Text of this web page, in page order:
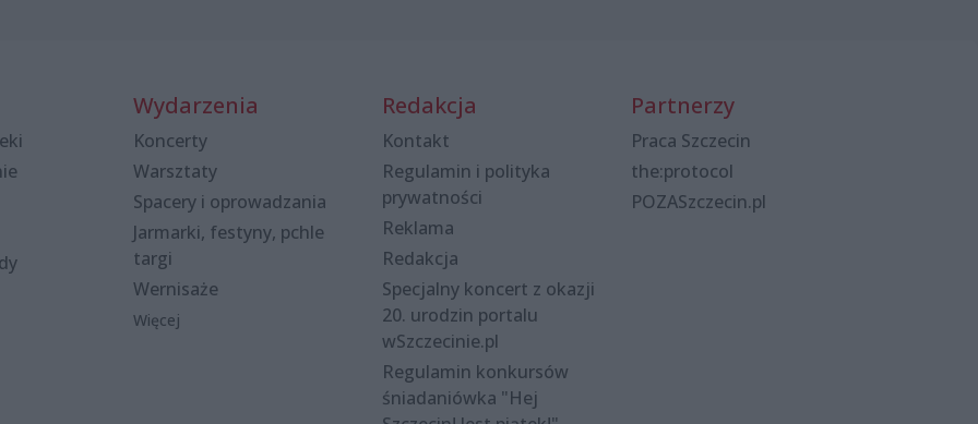
Wydarzenia
Koncerty
Warsztaty
Spacery i oprowadzania
Jarmarki, festyny, pchle
targi
Wernisaże
Więcej
Redakcja
Kontakt
Regulamin i polityka
prywatności
Reklama
Redakcja
Specjalny koncert z okazji
20. urodzin portalu
wSzczecinie.pl
Regulamin konkursów
śniadaniówka "Hej
Partnerzy
Praca Szczecin
the:protocol
POZASzczecin.pl